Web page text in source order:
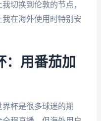
切换到伦敦的节点，
在海外使用时特别安
：用番茄加
杯是很多球迷的期